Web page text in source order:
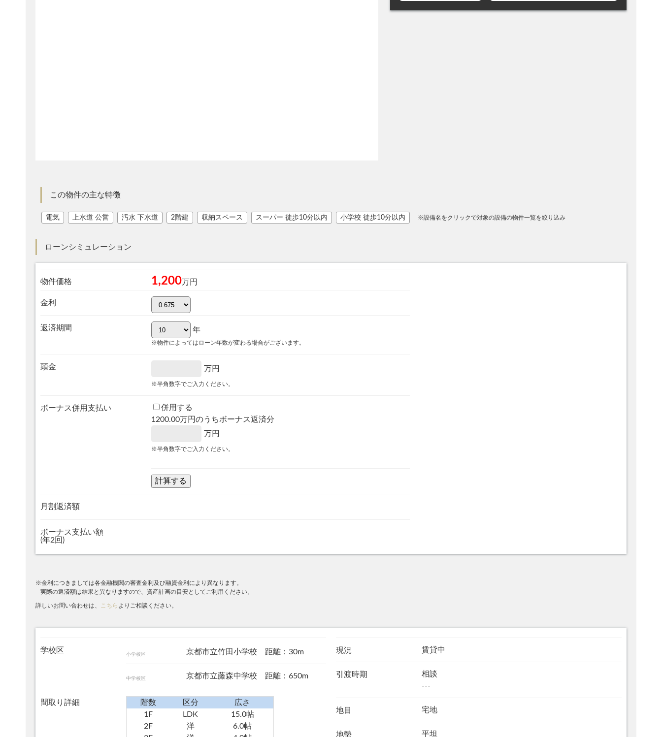
この物件の主な特徴
電気 上水道 公営 汚水 下水道 2階建 収納スペース スーパー 徒歩10分以内 小学校 徒歩10分以内 ※設備名をクリックで対象の設備の物件一覧を絞り込み
ローンシミュレーション
物件価格 1,200万円
金利
返済期間 年
※物件によってはローン年数が変わる場合がございます。
頭金 万円
※半角数字でご入力ください。
ボーナス併用支払い
併用する
1200.00万円のうちボーナス返済分
万円
※半角数字でご入力ください。
月割返済額
ボーナス支払い額
(年2回)
※金利につきましては各金融機関の審査金利及び融資金利により異なります。
実際の返済額は結果と異なりますので、資産計画の目安としてご利用ください。
詳しいお問い合わせは、 こちら よりご相談ください。
学校区 小学校区 京都市立竹田小学校 距離：30m
中学校区 京都市立藤森中学校 距離：650m
間取り詳細 階数 区分
広さ
1F
LDK
15.0帖
2F
洋
6.0帖
現況 賃貸中
引渡時期
相談
---
地目 宅地
地勢 平坦